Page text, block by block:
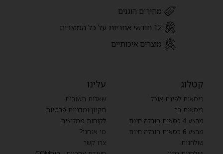
מחירים הוגנים
12 חודשי אחריות על כל המוצרים
מוצרים איכותיים
קטלוג
כיסאות לפינת אוכל
כיסאות בר
מבצע 4 כסאות הובלה חינם
מבצע 6 כסאות הובלה חינם
שולחנות
עלינו
שאלות תשובות
תקנון ומדניות פרטיות
לקוחות ממליצים
מי אנחנו?
צרו קשר